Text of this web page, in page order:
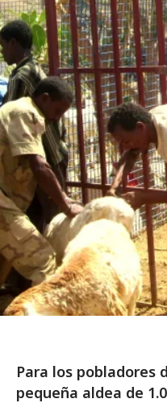
Para los pobladores
pequeña aldea de